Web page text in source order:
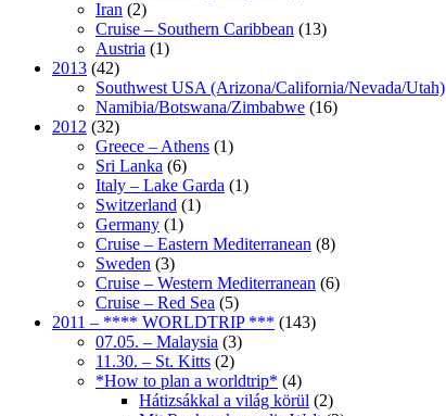
Iran (2)
Cruise – Southern Caribbean (13)
Austria (1)
2013 (42)
Southwest USA (Arizona/California/Nevada/Utah)
Namibia/Botswana/Zimbabwe (16)
2012 (32)
Greece – Athens (1)
Sri Lanka (6)
Italy – Lake Garda (1)
Switzerland (1)
Germany (1)
Cruise – Eastern Mediterranean (8)
Sweden (3)
Cruise – Western Mediterranean (6)
Cruise – Red Sea (5)
2011 – **** WORLDTRIP *** (143)
07.05. – Malaysia (3)
11.30. – St. Kitts (2)
*How to plan a worldtrip* (4)
Hátizsákkal a világ körül (2)